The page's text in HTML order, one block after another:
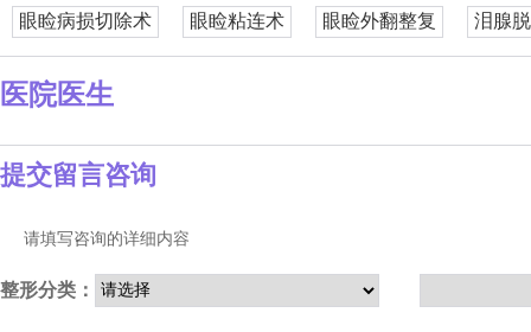
眼睑病损切除术 眼睑粘连术 眼睑外翻整复 泪腺
医院医生
提交留言咨询
请填写咨询的详细内容
整形分类：